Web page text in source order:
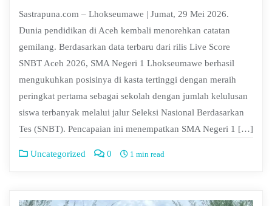
Sastrapuna.com – Lhokseumawe | Jumat, 29 Mei 2026.
Dunia pendidikan di Aceh kembali menorehkan catatan
gemilang. Berdasarkan data terbaru dari rilis Live Score
SNBT Aceh 2026, SMA Negeri 1 Lhokseumawe berhasil
mengukuhkan posisinya di kasta tertinggi dengan meraih
peringkat pertama sebagai sekolah dengan jumlah kelulusan
siswa terbanyak melalui jalur Seleksi Nasional Berdasarkan
Tes (SNBT). Pencapaian ini menempatkan SMA Negeri 1 […]
Uncategorized 0 1 min read